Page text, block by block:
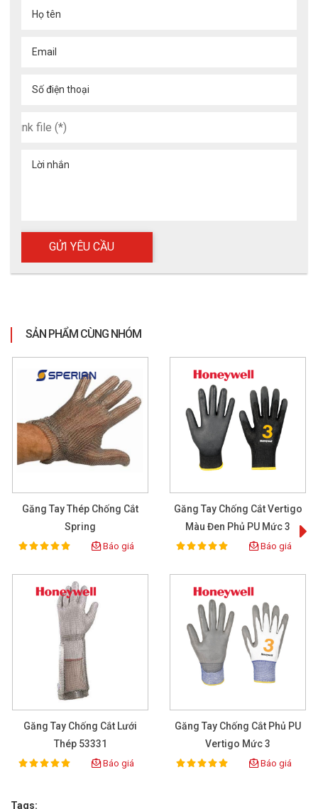
Họ tên
Email
Số điện thoại
Lời nhắn
SẢN PHẨM CÙNG NHÓM
Găng Tay Thép Chống Cắt
Spring
Rating:
100% Báo giá
Găng Tay Chống Cắt Vertigo
Màu Đen Phủ PU Mức 3
Rating:
100% Báo giá
Găng Tay Chống Cắt Lưới
Thép 53331
Rating:
100% Báo giá
Găng Tay Chống Cắt Phủ PU
Vertigo Mức 3
Rating:
100% Báo giá
Tags: